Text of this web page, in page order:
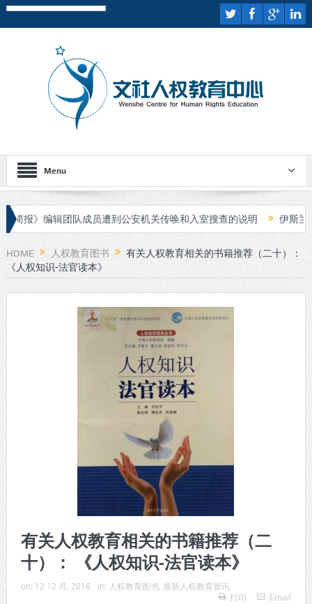
Menu
编辑团队成员遭到公安机关传唤和入室搜查的说明 伊斯兰国宣布
HOME 人权教育图书
有关人权教育相关的书籍推荐（二十）：
《人权知识-法官读本》
有关人权教育相关的书籍推荐（二
十）： 《人权知识-法官读本》
on: 12 12 月, 2016 In: 人权教育图书 最新人权教育资讯
打印
Email